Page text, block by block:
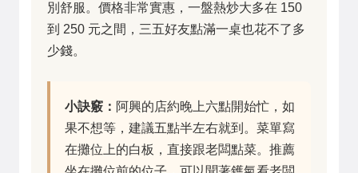
別舒服。價格非常實惠，一盤熱炒大多在 150
到 250 元之間，三五好友點滿一桌也花不了多
少錢。
小訣竅： 阿興的店約晚上六點開始忙，如
果不想等，建議五點半左右就到。菜單寫
在攤位上的白板，直接跟老闆點菜。推薦